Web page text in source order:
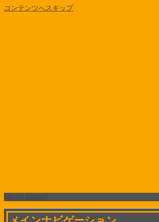
コンテンツへスキップ